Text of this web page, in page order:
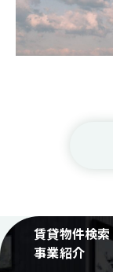
賃貸物件検索
事業紹介